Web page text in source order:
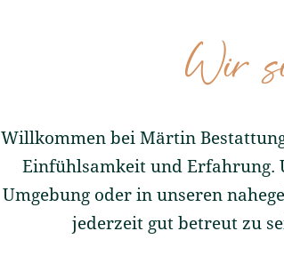
Wir
Willkommen bei Märtin
Einfühlsamkeit und Erfahrung.
Umgebung oder in unseren
jederzeit gut betreut zu